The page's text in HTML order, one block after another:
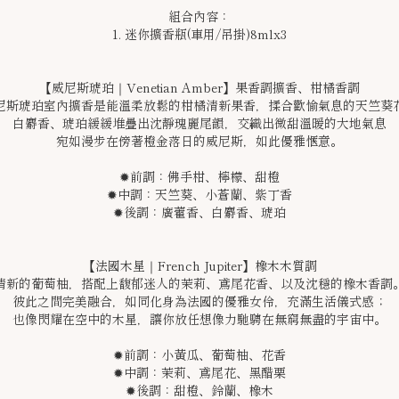
組合內容：
1. 迷你擴香瓶(車用/吊掛)8mlx3
【威尼斯琥珀｜Venetian Amber】果香調擴香、柑橘香調
斯琥珀室內擴香是能溫柔放鬆的柑橘清新果香，揉合歡愉氣息的天竺葵
白麝香、琥珀緩緩堆疊出沈靜瑰麗尾韻，交織出微甜溫暖的大地氣息
宛如漫步在傍著橙金落日的威尼斯，如此優雅愜意。
✹前調：佛手柑、檸檬、甜橙
✹中調：天竺葵、小蒼蘭、紫丁香
✹後調：廣藿香、白麝香、琥珀
【法國木星｜French Jupiter】橡木木質調
新的葡萄柚，搭配上馥郁迷人的茉莉、鳶尾花香、以及沈穩的橡木香調
彼此之間完美融合，如同化身為法國的優雅女伶，充滿生活儀式感；
也像閃耀在空中的木星，讓你放任想像力馳騁在無窮無盡的宇宙中。
✹前調：小黃瓜、葡萄柚、花香
✹中調：茉莉、鳶尾花、黑醋栗
✹後調：甜橙、鈴蘭、橡木